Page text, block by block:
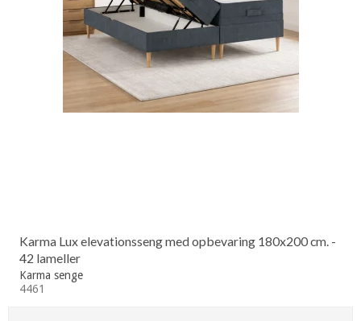
Karma Lux elevationsseng med opbevaring 180x200 cm. -
42 lameller
Karma senge
4461